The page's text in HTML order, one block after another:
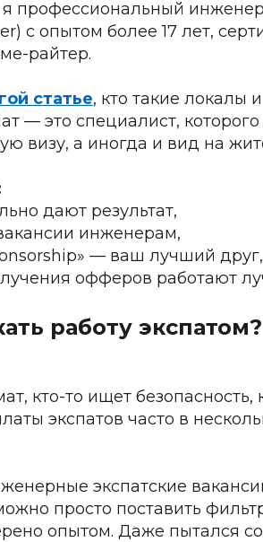
профессиональный
с опытом более 17 лет,
райтер.
статье, кто такие локалы
— это специалист,
визу, а иногда и вид на
дают результат,
вакансии инженерам,
— ваш лучший друг,
офферов работают
работу экспатом?
кто-то ищет
экспатов часто в
экспатские
просто поставить
опытом. Даже пытался